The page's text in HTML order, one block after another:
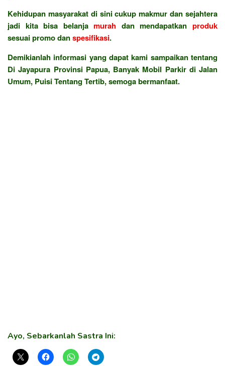
Kehidupan masyarakat di sini cukup makmur dan sejahtera
jadi kita bisa belanjamurah dan mendapatkanproduk
sesuai promo danspesifikasi.
Demikianlah informasi yang dapat kami sampaikan tentang
Di Jayapura Provinsi Papua, Banyak Mobil Parkir di Jalan
Umum, Puisi Tentang Tertib, semoga bermanfaat.
Ayo, Sebarkanlah Sastra Ini: